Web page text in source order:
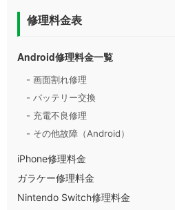
修理料金表
Android修理料金一覧
- 画面割れ修理
- バッテリー交換
- 充電不良修理
- その他故障（Android）
iPhone修理料金
ガラケー修理料金
Nintendo Switch修理料金